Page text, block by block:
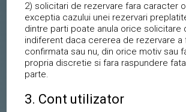
2) solicitari de rezervare fara caracter
exceptia cazului unei rezervari
dintre parti poate anula orice solicitare
indiferent daca cererea de rezervare a
confirmata sau nu, din orice motiv sau
propria discretie si fara raspundere
parte.
3. Cont utilizator